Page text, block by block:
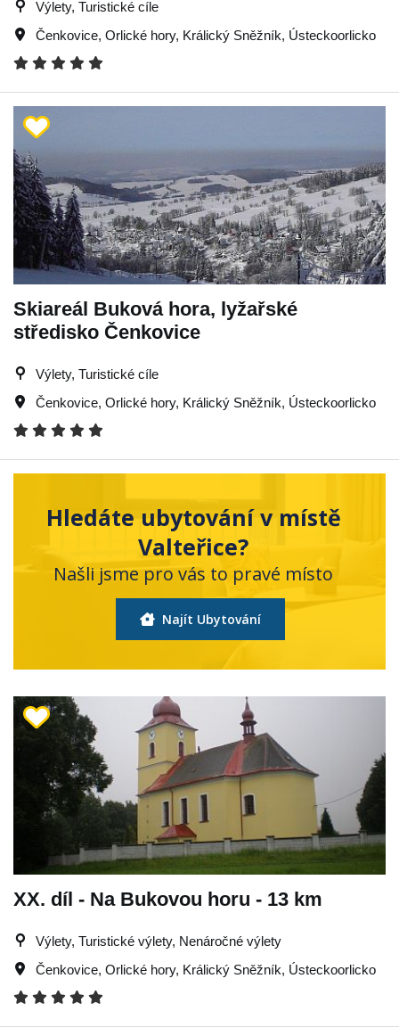
Výlety, Turistické cíle
Čenkovice, Orlické hory, Králický Sněžník, Ústeckoorlicko
Skiareál Buková hora, lyžařské
středisko Čenkovice
Výlety, Turistické cíle
Čenkovice, Orlické hory, Králický Sněžník, Ústeckoorlicko
Hledáte ubytování v místě
Valteřice?
Našli jsme pro vás to pravé místo
Najít Ubytování
XX. díl - Na Bukovou horu - 13 km
Výlety, Turistické výlety, Nenáročné výlety
Čenkovice, Orlické hory, Králický Sněžník, Ústeckoorlicko